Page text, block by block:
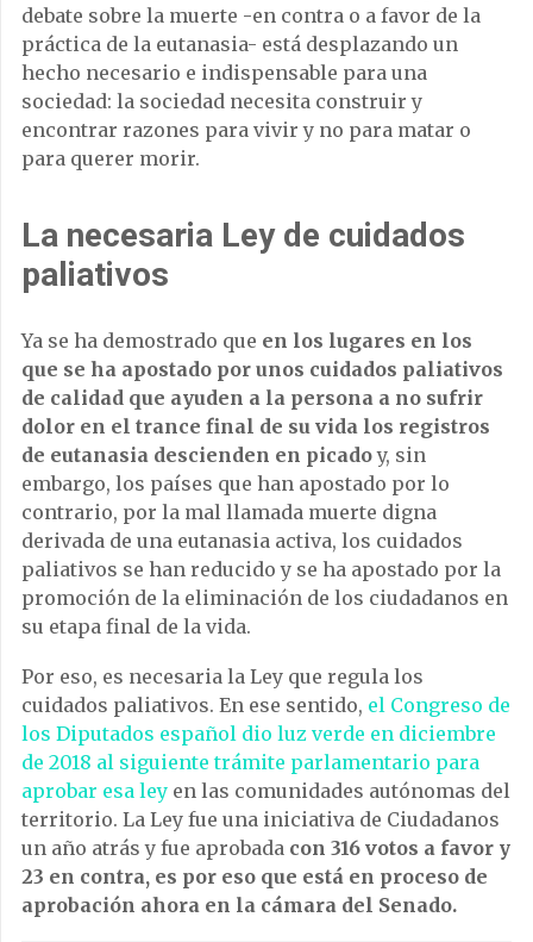
debate sobre la muerte -en contra o a favor de la
práctica de la eutanasia- está desplazando un
hecho necesario e indispensable para una
sociedad: la sociedad necesita construir y
encontrar razones para vivir y no para matar o
para querer morir.
La necesaria Ley de cuidados
paliativos
Ya se ha demostrado que en los lugares en los
que se ha apostado por unos cuidados paliativos
de calidad que ayuden a la persona a no sufrir
dolor en el trance final de su vida los registros
de eutanasia descienden en picadoy, sin
embargo, los países que han apostado por lo
contrario, por la mal llamada muerte digna
derivada de una eutanasia activa, los cuidados
paliativos se han reducido y se ha apostado por la
promoción de la eliminación de los ciudadanos en
su etapa final de la vida.
Por eso, es necesaria la Ley que regula los
cuidados paliativos. En ese sentido, el Congreso de
los Diputados español dio luz verde en diciembre
de 2018 al siguiente trámite parlamentario para
aprobar esa ley en las comunidades autónomas del
territorio. La Ley fue una iniciativa de Ciudadanos
un año atrás y fue aprobada con 316 votos a favor y
23 en contra, es por eso que está en proceso de
aprobación ahora en la cámara del Senado.